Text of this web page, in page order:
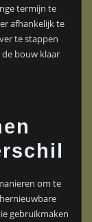
termijn te
afhankelijk te
te stappen
bouw klaar
om te
gebruikmaken